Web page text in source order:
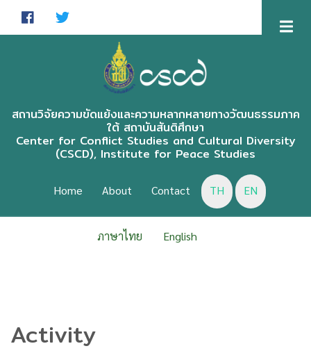
สถานวิจัยความขัดแย้งและความหลากหลายทางวัฒนธรรมภาค
ใต้ สถาบันสันติศึกษา
Center for Conflict Studies and Cultural Diversity
(CSCD), Institute for Peace Studies
Home About Contact TH EN
ภาษาไทย English
Activity